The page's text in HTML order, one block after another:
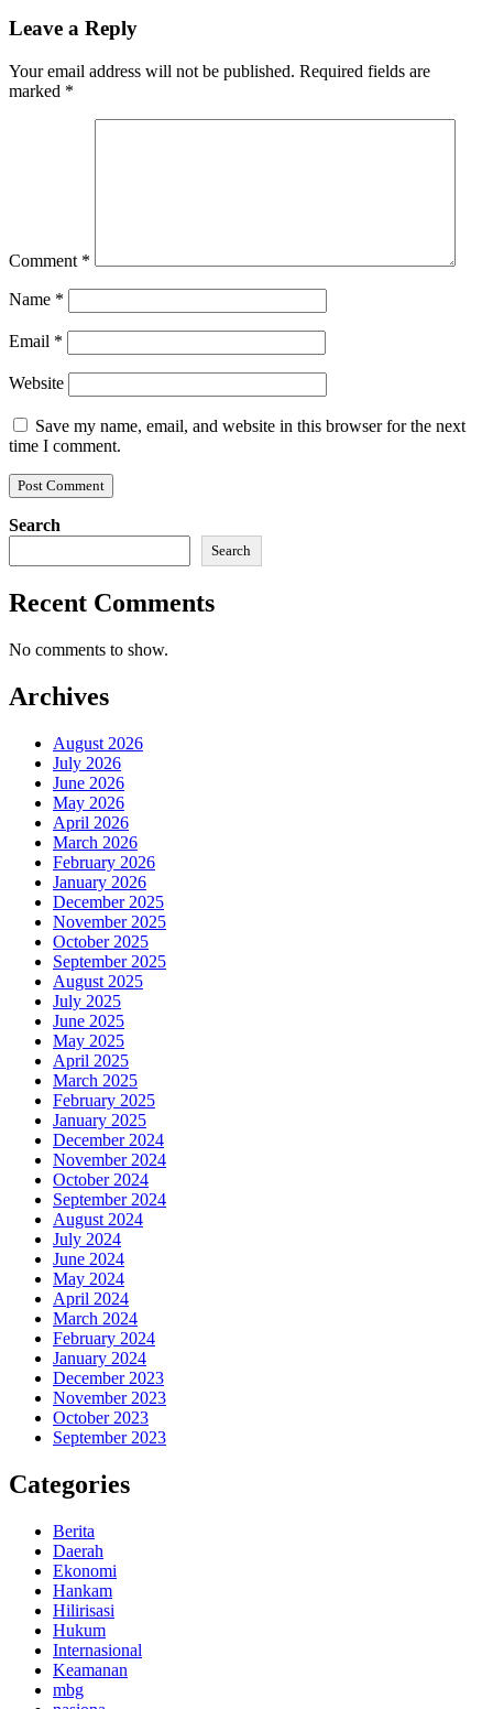
Leave a Reply
Your email address will not be published. Required fields are
marked *
Comment *
Name *
Email *
Website
Save my name, email, and website in this browser for the next
time I comment.
Search
Search
Recent Comments
No comments to show.
Archives
August 2026
July 2026
June 2026
May 2026
April 2026
March 2026
February 2026
January 2026
December 2025
November 2025
October 2025
September 2025
August 2025
July 2025
June 2025
May 2025
April 2025
March 2025
February 2025
January 2025
December 2024
November 2024
October 2024
September 2024
August 2024
July 2024
June 2024
May 2024
April 2024
March 2024
February 2024
January 2024
December 2023
November 2023
October 2023
September 2023
Categories
Berita
Daerah
Ekonomi
Hankam
Hilirisasi
Hukum
Internasional
Keamanan
mbg